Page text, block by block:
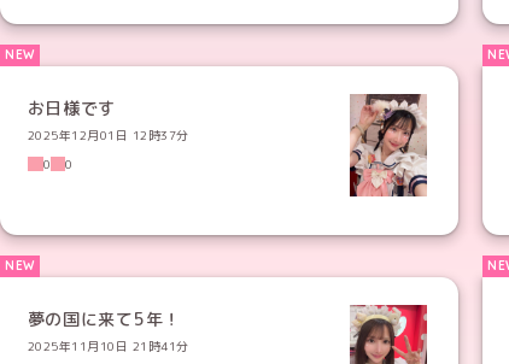
お日様です
2025年12月01日 12時37分
0
0
夢の国に来て5年！
2025年11月10日 21時41分